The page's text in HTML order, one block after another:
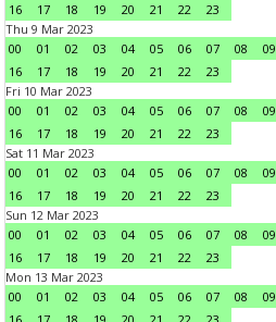
16
17 18 19 20 21 22
23
Thu 9 Mar 2023
00
01 02 03 04 05 06 07 08 09
16
17 18 19 20 21 22
23
Fri 10 Mar 2023
00
01 02 03 04 05 06 07 08 09
16
17 18 19 20 21 22
23
Sat 11 Mar 2023
00
01 02 03 04 05 06 07 08 09
16
17 18 19 20 21 22
23
Sun 12 Mar 2023
00
01 02 03 04 05 06 07 08 09
16
17 18 19 20 21 22
23
Mon 13 Mar 2023
00
01 02 03 04 05 06 07 08 09